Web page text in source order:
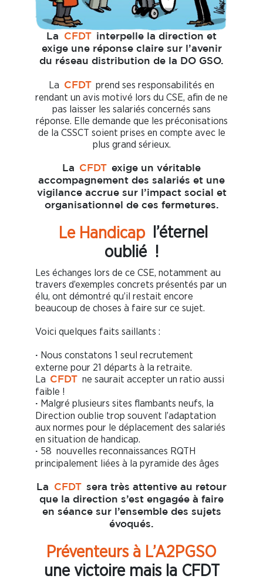
La CFDT
interpelle la direction et
exige une réponse claire sur l’avenir
du réseau distribution de la DO GSO.
La CFDT
prend ses responsabilités en
rendant un avis motivé lors du CSE, afin de ne
pas laisser les salariés concernés sans
réponse. Elle demande que les préconisations
de la CSSCT soient prises en compte avec le
plus grand sérieux.
La CFDT
exige un véritable
accompagnement des salariés et une
vigilance accrue sur l’impact social et
organisationnel de ces fermetures.
Le Handicap
l’éternel
oublié !
Les échanges lors de ce CSE, notamment au
travers d’exemples concrets présentés par un
élu, ont démontré qu’il restait encore
beaucoup de choses à faire sur ce sujet.
Voici quelques faits saillants :
· Nous constatons 1 seul recrutement
externe pour 21 départs à la retraite.
La CFDT
ne saurait accepter un ratio aussi
faible !
· Malgré plusieurs sites flambants neufs, la
Direction oublie trop souvent l’adaptation
aux normes pour le déplacement des salariés
en situation de handicap.
· 58 nouvelles reconnaissances RQTH
principalement liées à la pyramide des âges
La CFDT
sera très attentive au retour
que la direction s’est engagée à faire
en séance sur l’ensemble des sujets
évoqués.
Préventeurs à L’A2PGSO
une victoire mais la CFDT